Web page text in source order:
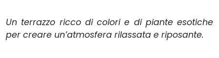
Un terrazzo ricco di colori e di piante esotiche
per creare un’atmosfera rilassata e riposante.